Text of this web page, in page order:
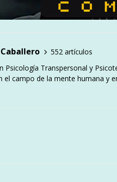
552 artículos
Psicología Transpersonal y
el campo de la mente humana y